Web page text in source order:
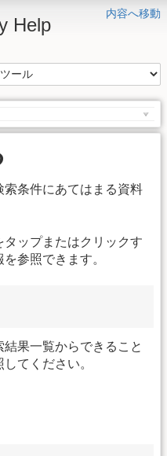
内容へ移動
Help
条件にあてはまる資料
ップまたはクリックす
参照できます。
果一覧からできること
てください。